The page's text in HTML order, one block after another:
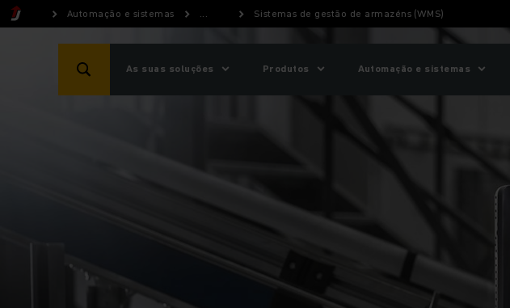
Automação e sistemas ... Sistemas de gestão de armazéns (WMS)
As suas soluções Produtos Automação e sistemas